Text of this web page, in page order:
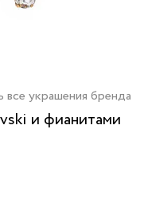
все украшения бренда
и фианитами